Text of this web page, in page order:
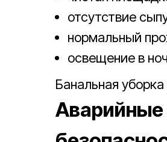
отсутствие
нормальный
освещение в
Банальная
Аварийные